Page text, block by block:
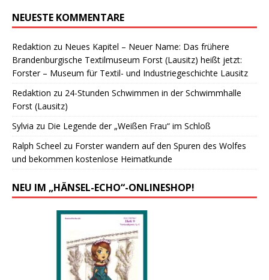
NEUESTE KOMMENTARE
Redaktion zu Neues Kapitel – Neuer Name: Das frühere
Brandenburgische Textilmuseum Forst (Lausitz) heißt jetzt:
Forster – Museum für Textil- und Industriegeschichte Lausitz
Redaktion zu 24-Stunden Schwimmen in der Schwimmhalle
Forst (Lausitz)
Sylvia zu Die Legende der „Weißen Frau“ im Schloß
Ralph Scheel zu Forster wandern auf den Spuren des Wolfes
und bekommen kostenlose Heimatkunde
NEU IM „HÄNSEL-ECHO“-ONLINESHOP!